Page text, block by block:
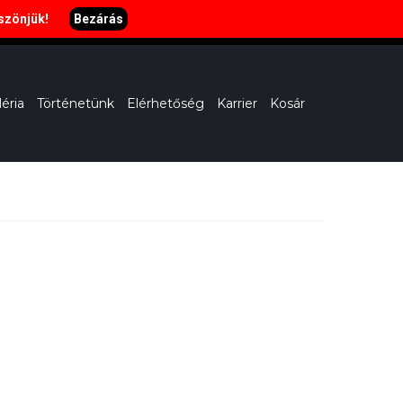
Történetünk Elérhetőség Karrier Kosár
Bezárás